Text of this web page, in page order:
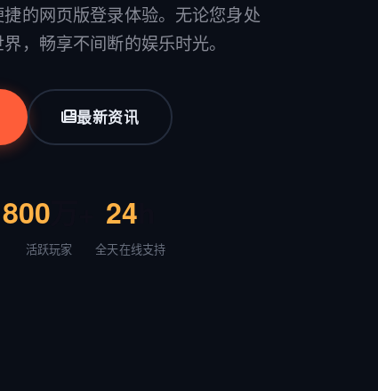
的网页版登录体验。无论您身处
，畅享不间断的娱乐时光。
最新资讯
800
活跃玩家
24
全天在线支持